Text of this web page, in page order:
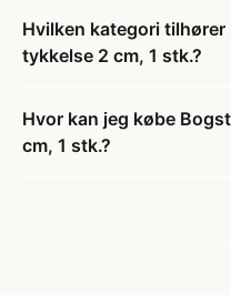
Hvilken kategori tilhører
tykkelse 2 cm, 1 stk.?
Hvor kan jeg købe
cm, 1 stk.?